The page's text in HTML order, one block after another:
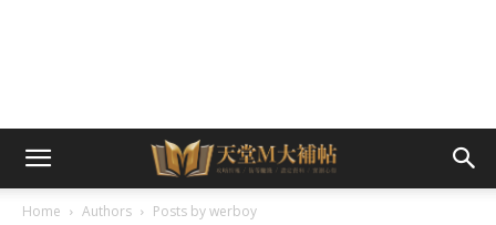
Home Authors Posts by werboy